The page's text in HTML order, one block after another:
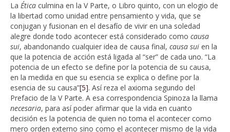
La Ética culmina en la V Parte, o Libro quinto, con un elogio de
la libertad como unidad entre pensamiento y vida, que se
conjugan y fusionan en el desafío de vivir en una soledad
alegre donde todo acontecer está considerado como causa
sui, abandonando cualquier idea de causa final, causa sui en la
que la potencia de acción está ligada al “ser” de cada uno. “La
potencia de un efecto se define por la potencia de su causa,
en la medida en que su esencia se explica o define por la
esencia de su causa”[5]. Así reza el axioma segundo del
Prefacio de la V Parte. A esa correspondencia Spinoza la llama
necesaria, para así poder afirmar que la vida en cuanto
decisión es la potencia de quien no toma el acontecer como
mero orden externo sino como el acontecer mismo de la vida